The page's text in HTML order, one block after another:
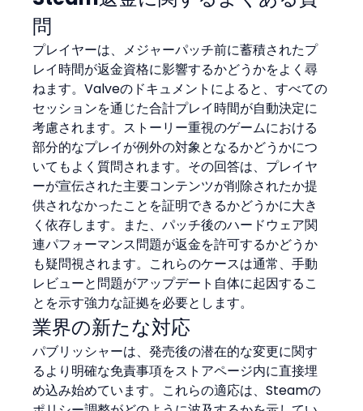
問
プレイヤーは、メジャーパッチ前に蓄積されたプ
レイ時間が返金資格に影響するかどうかをよく尋
ねます。Valveのドキュメントによると、すべての
セッションを通じた合計プレイ時間が自動決定に
考慮されます。ストーリー重視のゲームにおける
部分的なプレイが例外の対象となるかどうかにつ
いてもよく質問されます。その回答は、プレイヤ
ーが宣伝された主要コンテンツが削除されたか提
供されなかったことを証明できるかどうかに大き
く依存します。また、パッチ後のハードウェア関
連パフォーマンス問題が返金を許可するかどうか
も疑問視されます。これらのケースは通常、手動
レビューと問題がアップデート自体に起因するこ
とを示す強力な証拠を必要とします。
業界の新たな対応
パブリッシャーは、発売後の潜在的な変更に関す
るより明確な免責事項をストアページ内に直接埋
め込み始めています。これらの適応は、Steamの